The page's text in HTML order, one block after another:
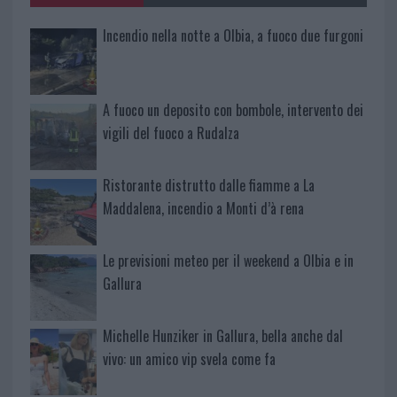
Incendio nella notte a Olbia, a fuoco due furgoni
A fuoco un deposito con bombole, intervento dei
vigili del fuoco a Rudalza
Ristorante distrutto dalle fiamme a La
Maddalena, incendio a Monti d’à rena
Le previsioni meteo per il weekend a Olbia e in
Gallura
Michelle Hunziker in Gallura, bella anche dal
vivo: un amico vip svela come fa